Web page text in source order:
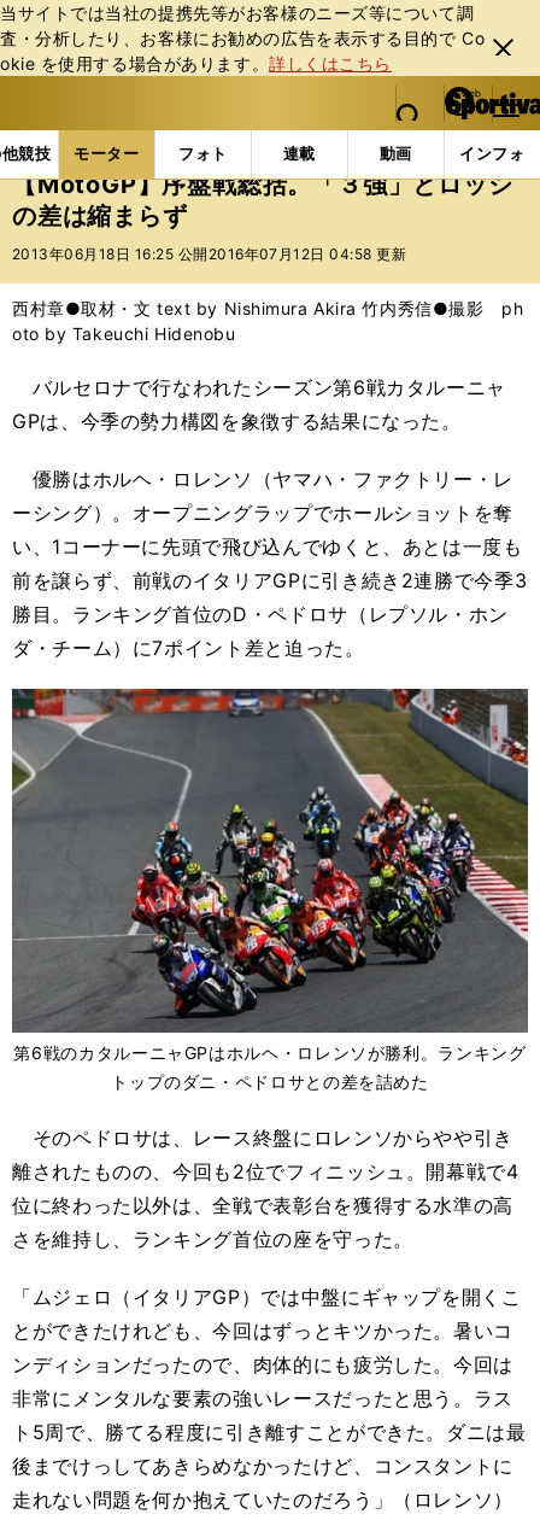
当サイトでは当社の提携先等がお客様のニーズ等について調
査・分析したり、お客様にお勧めの広告を表⽰する⽬的で Co
okie を使⽤する場合があります。詳しくはこちら
閉じ
る
web Sportiva (webスポルティーバ)
検索
マイペ
ー
ジ
メニュ
競技 モーター フォト 連載 動画 インフォ
b
ス
ポ
ル
バ
モーターの記事一覧 モーター MotoGP 【
【MotoGP】序盤戦総括。「３強」とロッシ
の差は縮まらず
2013年06月18日 16:25 公開 2016年07月12日 04:58 更新
西村章●取材・文 text by Nishimura Akira 竹内秀信●撮影 ph
oto by Takeuchi Hidenobu
バルセロナで行なわれたシーズン第6戦カタルーニャ
GPは、今季の勢力構図を象徴する結果になった。
優勝はホルヘ・ロレンソ（ヤマハ・ファクトリー・レ
ーシング）。オープニングラップでホールショットを奪
い、1コーナーに先頭で飛び込んでゆくと、あとは一度も
前を譲らず、前戦のイタリアGPに引き続き2連勝で今季3
勝目。ランキング首位のD・ペドロサ（レプソル・ホン
ダ・チーム）に7ポイント差と迫った。
第6戦のカタルーニャGPはホルヘ・ロレンソが勝利。ランキング
トップのダニ・ペドロサとの差を詰めた
そのペドロサは、レース終盤にロレンソからやや引き
離されたものの、今回も2位でフィニッシュ。開幕戦で4
位に終わった以外は、全戦で表彰台を獲得する水準の高
さを維持し、ランキング首位の座を守った。
「ムジェロ（イタリアGP）では中盤にギャップを開くこ
とができたけれども、今回はずっとキツかった。暑いコ
ンディションだったので、肉体的にも疲労した。今回は
非常にメンタルな要素の強いレースだったと思う。ラス
ト5周で、勝てる程度に引き離すことができた。ダニは最
後までけっしてあきらめなかったけど、コンスタントに
走れない問題を何か抱えていたのだろう」（ロレンソ）